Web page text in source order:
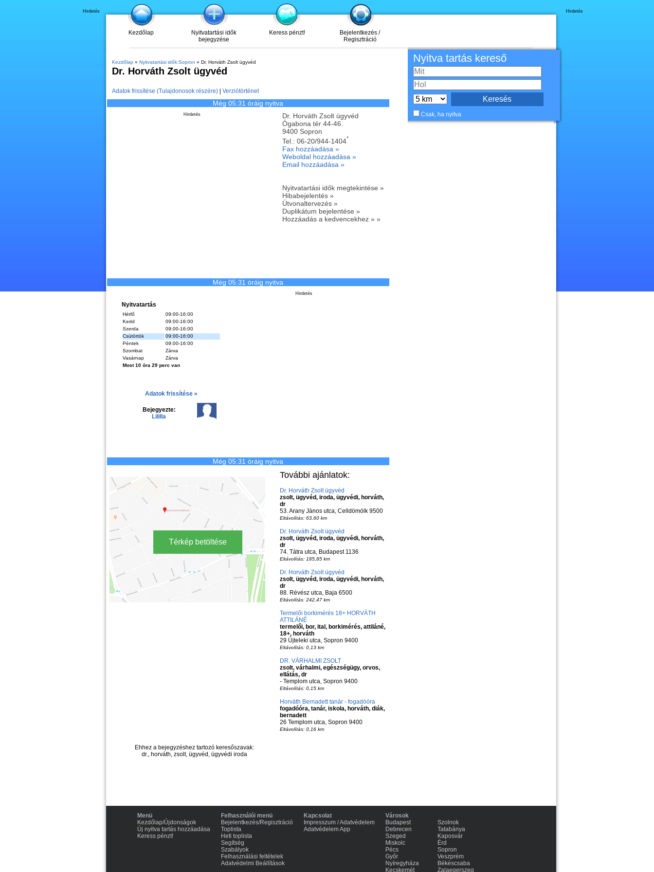
Kezdőlap
Nyitvatartási idők
bejegyzése
Keress pénzt!
Bejelentkezés /
Regisztráció
Hirdetés
Kezdőlap» Nyitvatartási idők:Sopron » Dr. Horváth Zsolt ügyvéd
Dr. Horváth Zsolt ügyvéd
Adatok frissítése (Tulajdonosok részére)| Verziótörténet
Még 05:31 óráig nyitva
Dr. Horváth Zsolt ügyvéd
Ógabona tér 44-46.
9400 Sopron
Tel.: 06-20/944-1404*
Fax hozzáadása »
Weboldal hozzáadása »
Email hozzáadása »
Nyitvatartási idők megtekintése »
Hibabejelentés »
Útvonaltervezés »
Duplikátum bejelentése »
Hozzáadás a kedvencekhez » »
Hirdetés
Még 05:31 óráig nyitva
Hirdetés
Nyitvatartás
Hétfő
09:00-16:00
Kedd
09:00-16:00
Szerda
09:00-16:00
Csütörtök
09:00-16:00
Péntek
09:00-16:00
Szombat
Zárva
Vasárnap
Zárva
Most 10 óra 29 perc van
Adatok frissítése »
Bejegyezte:
Lililla
Még 05:31 óráig nyitva
Térkép betöltése
További ajánlatok:
Dr. Horváth Zsolt ügyvéd
zsolt, ügyvéd, iroda, ügyvédi, horváth,
dr
53. Arany János utca, Celldömölk 9500
Eltávolítás: 63,60 km
Dr. Horváth Zsolt ügyvéd
zsolt, ügyvéd, iroda, ügyvédi, horváth,
dr
74. Tátra utca, Budapest 1136
Eltávolítás: 185,85 km
Dr. Horváth Zsolt ügyvéd
zsolt, ügyvéd, iroda, ügyvédi, horváth,
dr
88. Révész utca, Baja 6500
Eltávolítás: 242,47 km
Termelői borkimérés 18+ HORVÁTH
ATTILÁNÉ
termelői, bor, ital, borkimérés, attiláné,
18+, horváth
29 Újteleki utca, Sopron 9400
Eltávolítás: 0,13 km
DR. VÁRHALMI ZSOLT
zsolt, várhalmi, egészségügy, orvos,
ellátás, dr
- Templom utca, Sopron 9400
Eltávolítás: 0,15 km
Horváth Bernadett tanár - fogadóóra
fogadóóra, tanár, iskola, horváth, diák,
bernadett
26 Templom utca, Sopron 9400
Eltávolítás: 0,16 km
Ehhez a bejegyzéshez tartozó keresőszavak:
dr., horváth, zsolt, ügyvéd, ügyvédi iroda
Hirdetés
Nyitva tartás kereső
Csak, ha nyitva
Menü
Kezdőlap/Újdonságok
Új nyitva tartás hozzáadása
Keress pénzt!
Felhasználói menü
Bejelentkezés/Regisztráció
Toplista
Heti toplista
Segítség
Szabályok
Felhasználási feltételek
Adatvédelmi Beállítások
Kapcsolat
Impresszum / Adatvédelem
Adatvédelem App
Városok
Budapest
Debrecen
Szeged
Miskolc
Pécs
Győr
Nyíregyháza
Kecskemét
Szolnok
Tatabánya
Kaposvár
Érd
Sopron
Veszprém
Békéscsaba
Zalaegerszeg